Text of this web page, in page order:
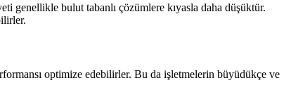
genellikle bulut tabanlı çözümlere kıyasla daha düşüktür.
optimize edebilirler. Bu da işletmelerin büyüdükçe ve